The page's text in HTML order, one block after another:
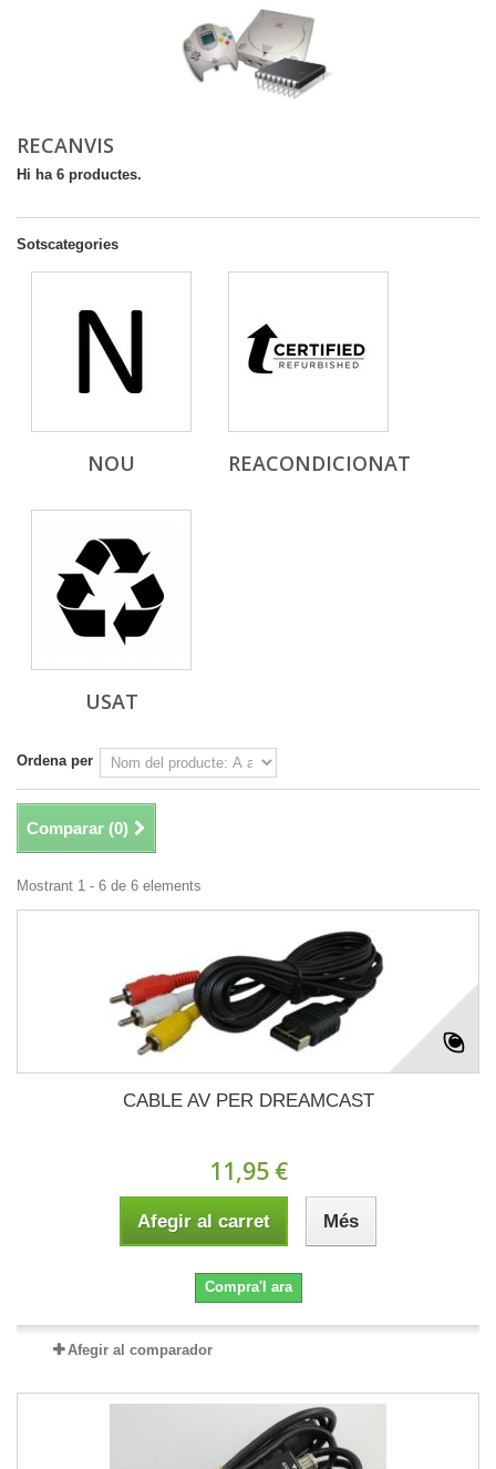
RECANVIS
Hi ha 6 productes.
Sotscategories
NOU REACONDICIONAT
USAT
Ordena per
Comparar (0)
Mostrant 1 - 6 de 6 elements
CABLE AV PER DREAMCAST
11,95 €
Afegir al carret Més
Compra'l ara
Afegir al comparador